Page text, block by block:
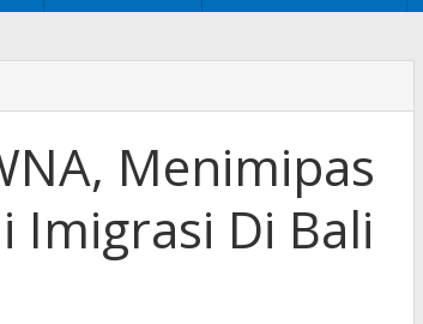
Menimipas
Imigrasi Di Bali